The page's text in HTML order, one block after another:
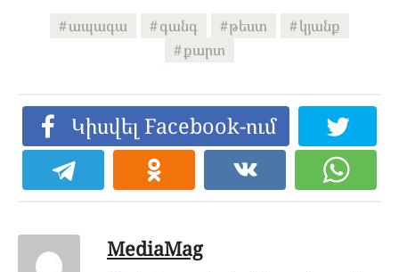
ապագա գանգ թեստ
կյանք
քարտ
Կիսվել Facebook-ում
MediaMag